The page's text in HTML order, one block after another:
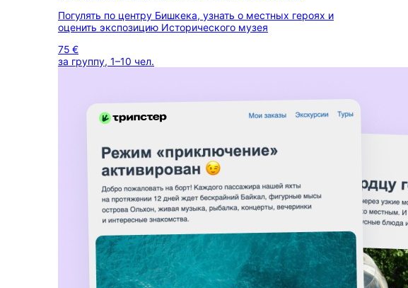
Погулять по центру Бишкека, узнать о местных героях и
оценить экспозицию Исторического музея
75 €
за группу, 1–10 чел.